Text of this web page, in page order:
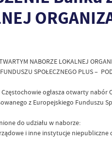
NABORZE LOKALNEJ
SPOŁECZNEGO PLUS –
ogłasza otwarty nabór
z Europejskiego Funduszu
do udziału w naborze:
i inne instytucje niepubliczne